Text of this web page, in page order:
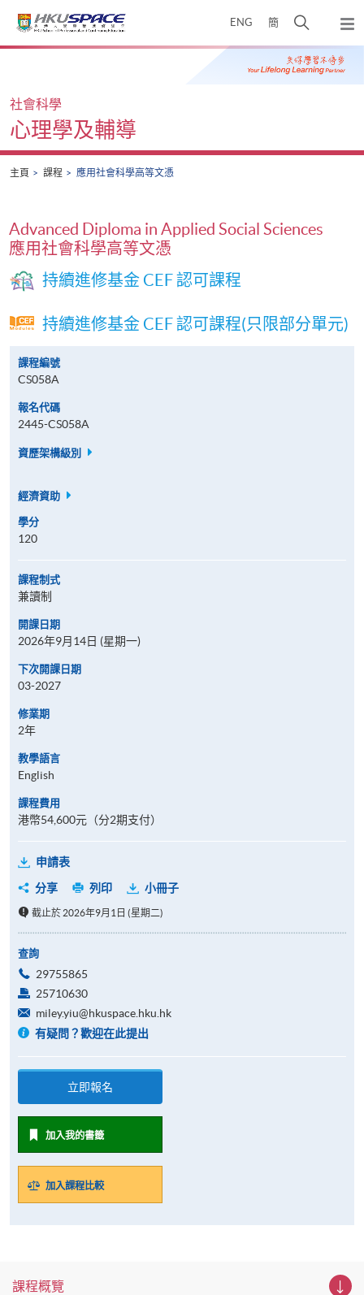
ENG 簡
開
搜
尋
彈
出
主
Main
社會科學
心理學及輔導
主頁 課程 應用社會科學高等文憑
Advanced Diploma in Applied Social Sciences
應用社會科學高等文憑
持續進修基金 CEF 認可課程
持續進修基金 CEF 認可課程(只限部分單元)
課程編號
CS058A
報名代碼
2445-CS058A
資歷架構級別
經濟資助
學分
120
課程制式
兼讀制
開課日期
2026年9月14日 (星期一)
下次開課日期
03-2027
修業期
2年
教學語言
English
課程費用
港幣54,600元（分2期支付）
申請表
分享
列印 小冊子
截止於 2026年9月1日 (星期二)
查詢
29755865
25710630
miley.yiu@hkuspace.hku.hk
有疑問？歡迎在此提出
立即報名
加入我的書籤
加入課程比較
課程概覽